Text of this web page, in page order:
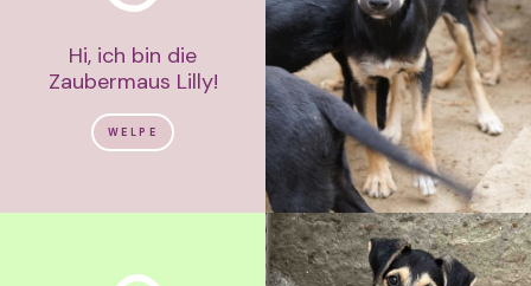
Hi, ich bin die
Zaubermaus Lilly!
WELPE